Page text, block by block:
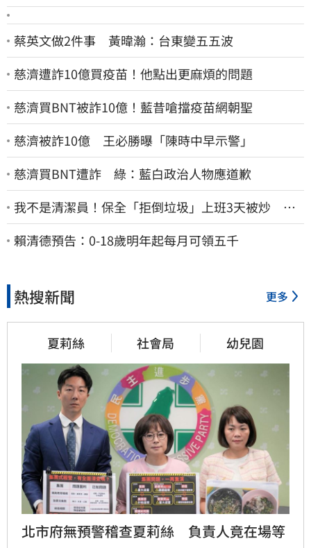
蔡英文做2件事 黃暐瀚：台東變五五波
慈濟遭詐10億買疫苗！他點出更麻煩的問題
慈濟買BNT被詐10億！藍昔嗆擋疫苗網朝聖
慈濟被詐10億 王必勝曝「陳時中早示警」
慈濟買BNT遭詐 綠：藍白政治人物應道歉
我不是清潔員！保全「拒倒垃圾」上班3天被炒 找
法院討公道結果出爐
賴清德預告：0-18歲明年起每月可領五千
熱搜新聞 更多
夏莉絲 社會局 幼兒園
北市府無預警稽查夏莉絲　負責人竟在場等